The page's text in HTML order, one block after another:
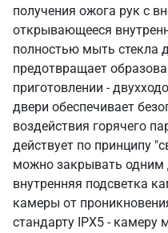
получения ожога рук с
открывающееся
полностью мыть стекла
предотвращает
приготовлении -
двери обеспечивает
воздействия горячего
действует по принципу
можно закрывать одним
внутренняя подсветка
камеры от
стандарту IPX5 -